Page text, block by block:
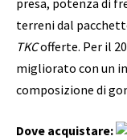
terreni dal
TKCofferte. Per il
migliorato con un
composizione di
Dove acquistare: